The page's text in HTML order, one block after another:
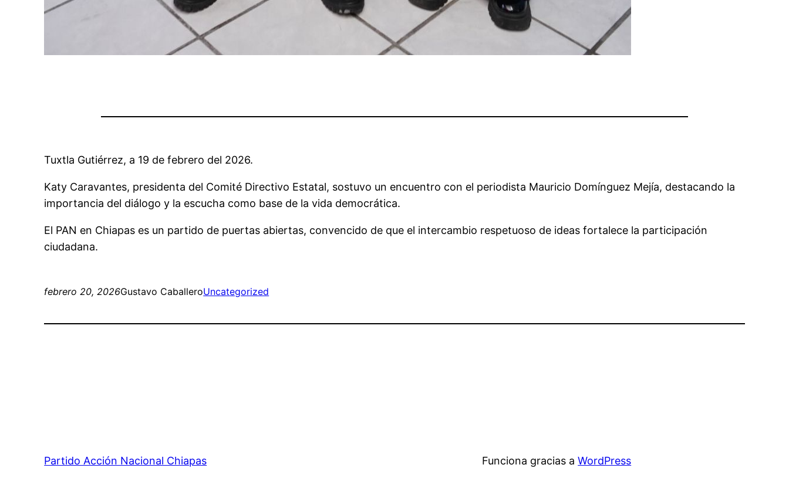
Tuxtla Gutiérrez, a 19 de febrero del 2026.
Katy Caravantes, presidenta del Comité Directivo Estatal, sostuvo un encuentro con el periodista Mauricio Domínguez Mejía, destacando la
importancia del diálogo y la escucha como base de la vida democrática.
El PAN en Chiapas es un partido de puertas abiertas, convencido de que el intercambio respetuoso de ideas fortalece la participación
ciudadana.
febrero 20, 2026Gustavo CaballeroUncategorized
Partido Acción Nacional Chiapas Funciona gracias aWordPress